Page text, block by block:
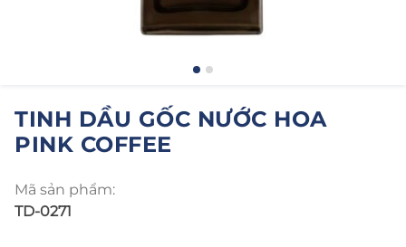
TINH DẦU GỐC NƯỚC HOA
PINK COFFEE
Mã sản phẩm:
TD-0271